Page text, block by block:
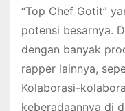
“Top Chef Gotit”
potensi besarnya.
dengan banyak
rapper lainnya,
Kolaborasi-
keberadaannya di